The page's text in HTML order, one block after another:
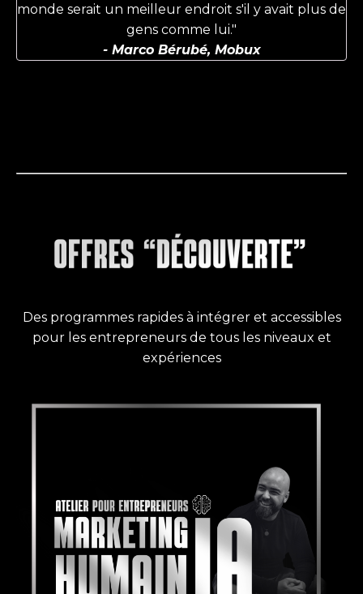
monde serait un meilleur endroit s'il y avait plus de
gens comme lui."
- Marco Bérubé, Mobux
Des programmes rapides à intégrer et accessibles
pour les entrepreneurs de tous les niveaux et
expériences